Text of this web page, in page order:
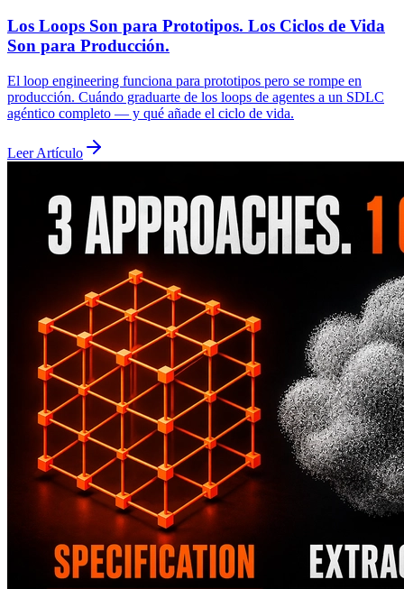
Los Loops Son para Prototipos. Los Ciclos de Vida
Son para Producción.
El loop engineering funciona para prototipos pero se rompe en
producción. Cuándo graduarte de los loops de agentes a un SDLC
agéntico completo — y qué añade el ciclo de vida.
Leer Artículo